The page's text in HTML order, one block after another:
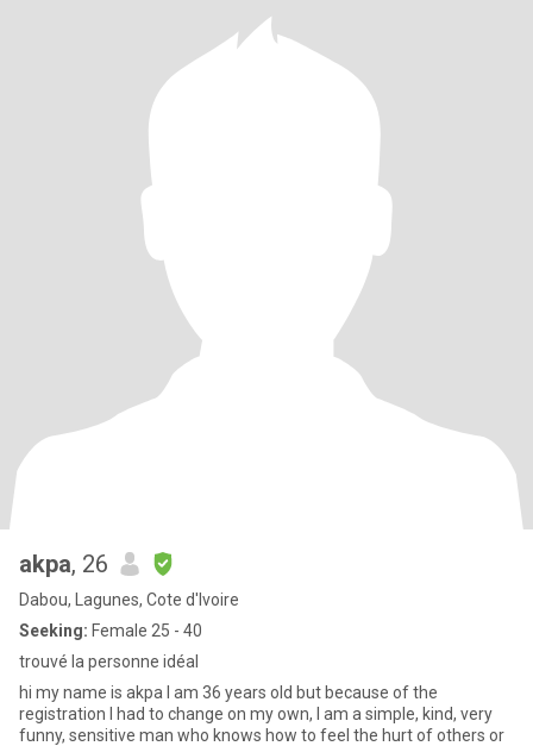
akpa, 26
Dabou, Lagunes, Cote d'Ivoire
Seeking: Female 25 - 40
trouvé la personne idéal
hi my name is akpa I am 36 years old but because of the
registration I had to change on my own, I am a simple, kind, very
funny, sensitive man who knows how to feel the hurt of others or